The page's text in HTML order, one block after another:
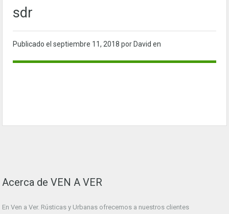
sdr
Publicado el septiembre 11, 2018 por David en
Acerca de VEN A VER
En Ven a Ver. Rústicas y Urbanas ofrecemos a nuestros clientes